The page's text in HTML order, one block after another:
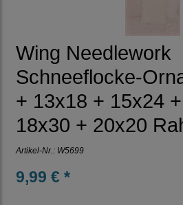
Wing Needlework
Schneeflocke-
+ 13x18 + 15x24
18x30 + 20x20
Artikel-Nr.: W5699
9,99 € *